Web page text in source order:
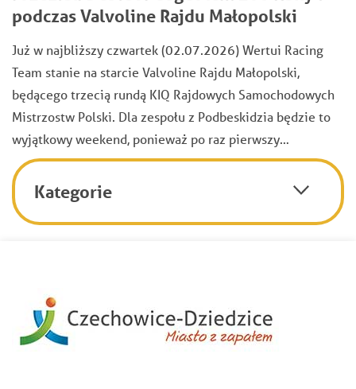
podczas Valvoline Rajdu Małopolski
Już w najbliższy czwartek (02.07.2026) Wertui Racing
Team stanie na starcie Valvoline Rajdu Małopolski,
będącego trzecią rundą KIQ Rajdowych Samochodowych
Mistrzostw Polski. Dla zespołu z Podbeskidzia będzie to
wyjątkowy weekend, ponieważ po raz pierwszy…
Kategorie